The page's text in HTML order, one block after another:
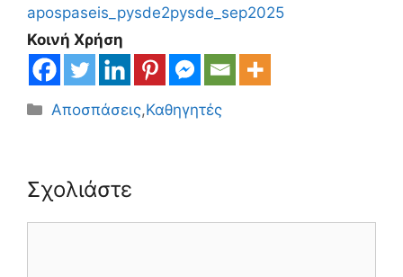
apospaseis_pysde2pysde_sep2025
Κοινή Χρήση
Κατηγορίες
Αποσπάσεις,Καθηγητές
Σχολιάστε